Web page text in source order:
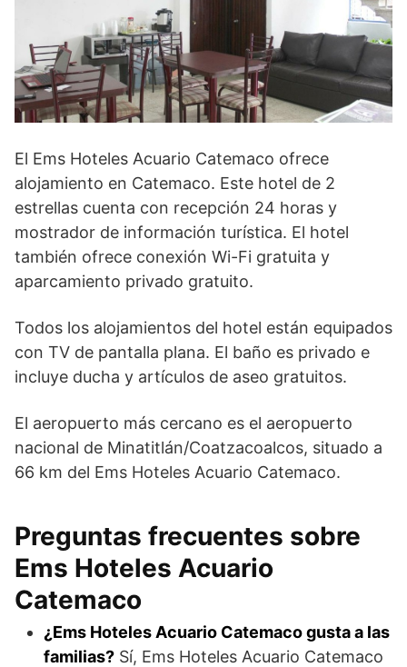
El Ems Hoteles Acuario Catemaco ofrece
alojamiento en Catemaco. Este hotel de 2
estrellas cuenta con recepción 24 horas y
mostrador de información turística. El hotel
también ofrece conexión Wi-Fi gratuita y
aparcamiento privado gratuito.
Todos los alojamientos del hotel están equipados
con TV de pantalla plana. El baño es privado e
incluye ducha y artículos de aseo gratuitos.
El aeropuerto más cercano es el aeropuerto
nacional de Minatitlán/Coatzacoalcos, situado a
66 km del Ems Hoteles Acuario Catemaco.
Preguntas frecuentes sobre
Ems Hoteles Acuario
Catemaco
¿Ems Hoteles Acuario Catemaco gusta a las
familias? Sí, Ems Hoteles Acuario Catemaco